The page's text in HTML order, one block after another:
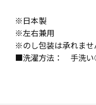
※日本製
※左右兼用
※のし包装は承れませ
■洗濯方法： 手洗